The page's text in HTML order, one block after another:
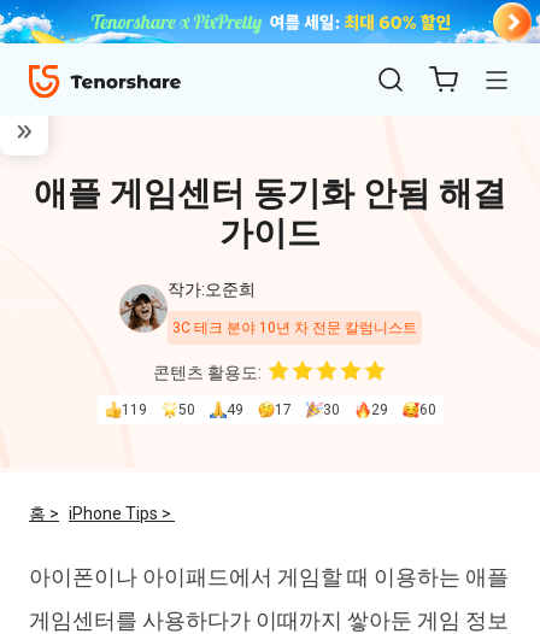
for iOS
iOS
iAnyGo
애플 게임센터 동기화 안됨 해결
가이드
작가:오준희
3C 테크 분야 10년 차 전문 칼럼니스트
콘텐츠 활용도:
119 50 49 17 30 29 60
홈 > iPhone Tips >
아이폰이나 아이패드에서 게임할 때 이용하는 애플
게임센터를 사용하다가 이때까지 쌓아둔 게임 정보